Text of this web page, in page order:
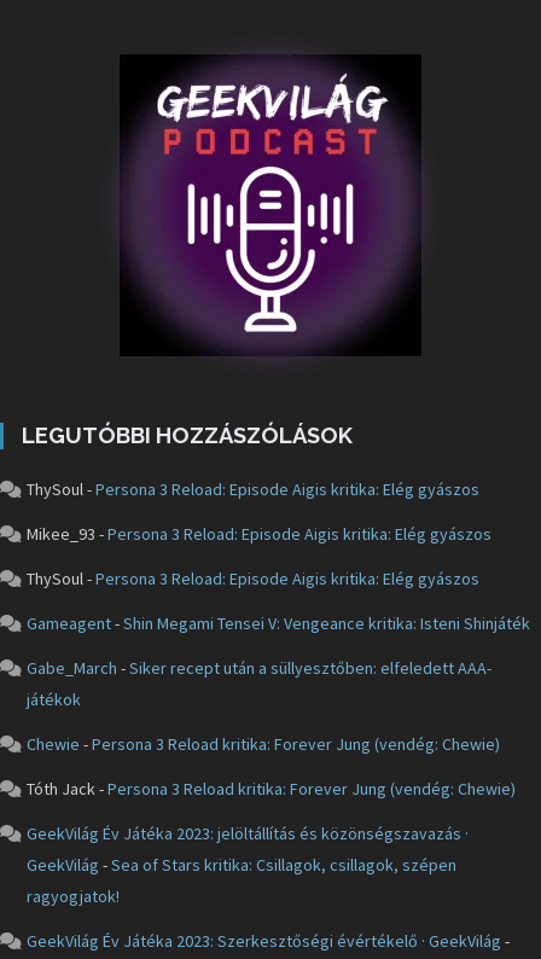
LEGUTÓBBI HOZZÁSZÓLÁSOK
ThySoul-Persona 3 Reload: Episode Aigis kritika: Elég gyászos
Mikee_93 -Persona 3 Reload: Episode Aigis kritika: Elég gyászos
ThySoul-Persona 3 Reload: Episode Aigis kritika: Elég gyászos
Gameagent-Shin Megami Tensei V: Vengeance kritika: Isteni Shinjáték
Gabe_March -Siker recept után a süllyesztőben: elfeledett AAA-
játékok
Chewie -Persona 3 Reload kritika: Forever Jung (vendég: Chewie)
Tóth Jack-Persona 3 Reload kritika: Forever Jung (vendég: Chewie)
GeekVilág Év Játéka 2023: jelöltállítás és közönségszavazás ·
GeekVilág -Sea of Stars kritika: Csillagok, csillagok, szépen
ragyogjatok!
GeekVilág Év Játéka 2023: Szerkesztőségi évértékelő · GeekVilág -